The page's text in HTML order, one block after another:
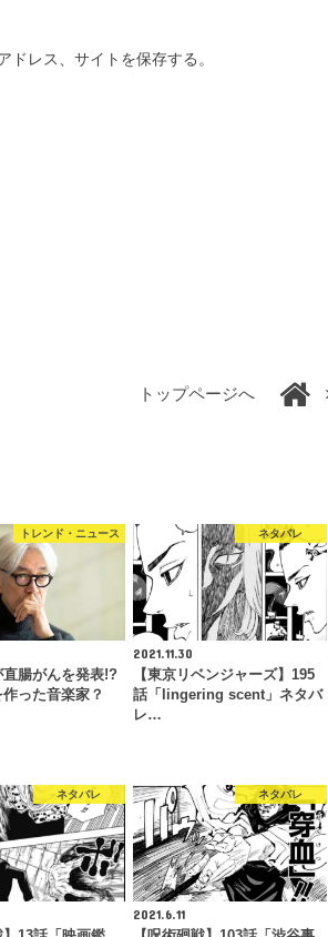
レス、サイトを保存する。
トップページへ
トレンド・ニュース
腸がんを発表!?
った音楽家？
ネタバレ
2021.11.30
【東京リベンジャーズ】195
話「lingering scent」ネタバ
レ…
ネタバレ ネタバレ
2021.6.11